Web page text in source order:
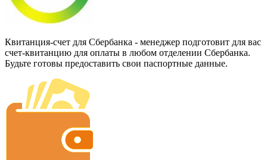
Квитанция-счет для Сбербанка - менеджер подготовит для вас
счет-квитанцию для оплаты в любом отделении Сбербанка.
Будьте готовы предоставить свои паспортные данные.